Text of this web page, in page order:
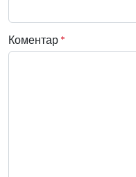
Коментар *